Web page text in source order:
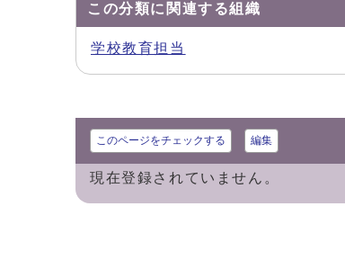
この分類に関連する組織
学校教育担当
このページをチェックする 編集
現在登録されていません。